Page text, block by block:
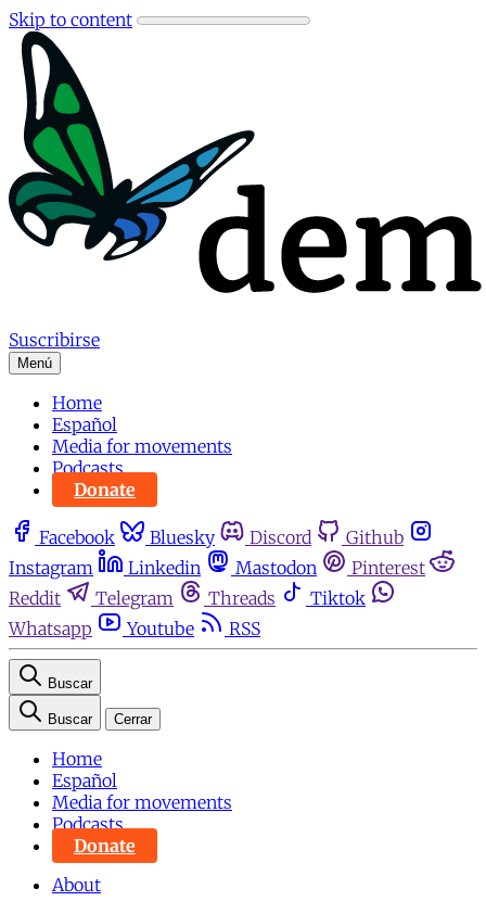
Skip to content
Suscribirse
Menú
Home
Español
Media for movements
Podcasts
Donate
Facebook Bluesky Discord
Github
Instagram
Linkedin Mastodon
Pinterest
Reddit
Telegram Threads
Tiktok
Whatsapp
Youtube RSS
Buscar
Buscar Cerrar
Home
Español
Media for movements
Podcasts
Donate
About